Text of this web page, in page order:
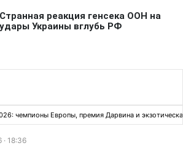
чемпионы Европы, премия Дарвина и
18:36